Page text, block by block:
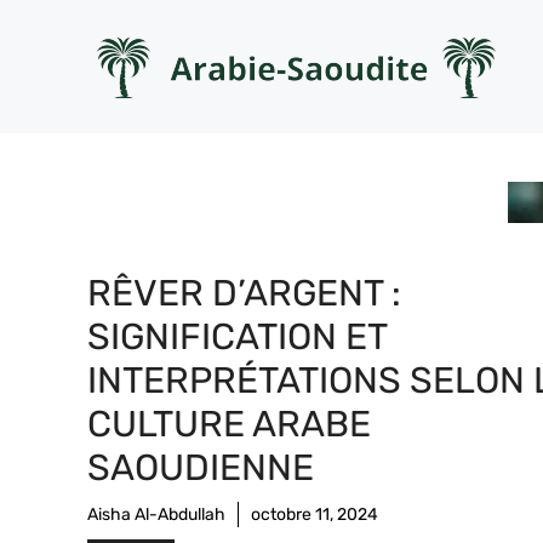
RÊVER D’ARGENT :
SIGNIFICATION ET
INTERPRÉTATIONS SELON
CULTURE ARABE
SAOUDIENNE
Aisha Al-Abdullah octobre 11, 2024